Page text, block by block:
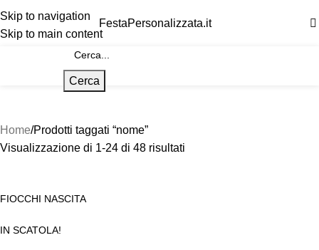
Skip to navigation
Skip to main content
FestaPersonalizzata.it
Cerca
Home Prodotti taggati “nome”
Visualizzazione di 1-24 di 48 risultati
FIOCCHI NASCITA
IN SCATOLA!